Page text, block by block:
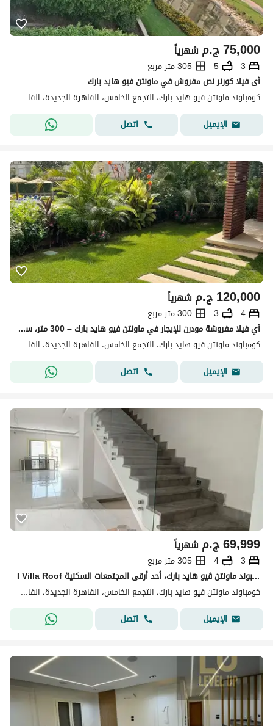
ج.م75,000 شهرياً
3
5
305 متر مربع
آى فيلا كورنر نص مفروش في ماونتن فيو هايد بارك
كومباوند ماونتن فيو هايد بارك، التجمع الخامس، القاهرة الجديدة، القاهرة
الإيميل
اتصل
ج.م120,000 شهرياً
4
3
300 متر مربع
آي فيلا مفروشة مودرن للإيجار في ماونتن فيو هايد بارك – 300 متر، سوبر لوكس، حديقة خاصة
كومباوند ماونتن فيو هايد بارك، التجمع الخامس، القاهرة الجديدة، القاهرة
الإيميل
اتصل
ج.م69,999 شهرياً
3
4
305 متر مربع
I Villa Roof للإيجار في ماونتن ڤيو هايد بارك – القاهرة الجديدة فرصة مميزة للإيجار داخل كمبوند ماونتن ڤيو هايد بارك، أحد أرقى المجتمعات السكنية
كومباوند ماونتن فيو هايد بارك، التجمع الخامس، القاهرة الجديدة، القاهرة
الإيميل
اتصل